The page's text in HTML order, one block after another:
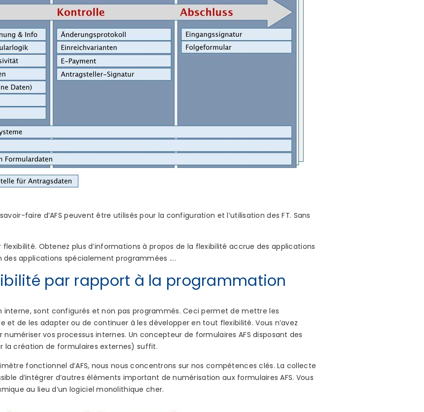
faire d’AFS peuvent être utilisés pour la configuration et l’utilisation des FT. Sans
flexibilité. Obtenez plus d’informations à propos de la flexibilité accrue des applications
des applications spécialement programmées ....
par rapport à la programmation
interne, sont configurés et non pas programmés. Ceci permet de mettre les
et de les adapter ou de continuer à les développer en tout flexibilité. Vous n’avez
vos processus internes. Un concepteur de formulaires AFS disposant des
la création de formulaires externes) suffit.
fonctionnel d’AFS, nous nous concentrons sur nos compétences clés. La collecte
d’intégrer d’autres éléments important de numérisation aux formulaires AFS. Vous
au lieu d’un logiciel monolithique cher.